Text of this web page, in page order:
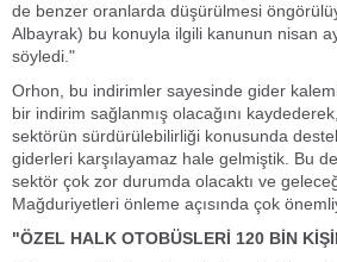
de benzer oranlarda düşürülmesi
Albayrak) bu konuyla ilgili kanunun nisan
söyledi."
Orhon, bu indirimler sayesinde gider
bir indirim sağlanmış olacağını
sektörün sürdürülebilirliği konusunda
giderleri karşılayamaz hale gelmiştik. Bu
sektör çok zor durumda olacaktı ve
Mağduriyetleri önleme açısında çok
"ÖZEL HALK OTOBÜSLERİ 120 BİN